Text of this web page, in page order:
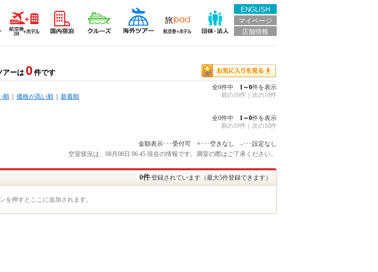
ENGLISH
マイページ
店舗情報
アーは 0 件です
順 価格が高い順 新着順
全0件中 1～0件を表示
前の10件
次の10件
全0件中 1～0件を表示
前の10件
次の10件
金額表示･･･受付可 ×･･･空きなし -･･･設定なし
空室状況は、08月08日 06:45 現在の情報です。満室の際はご了承ください。
0件登録されています（最大5件登録できます）
を押すとここに追加されます。